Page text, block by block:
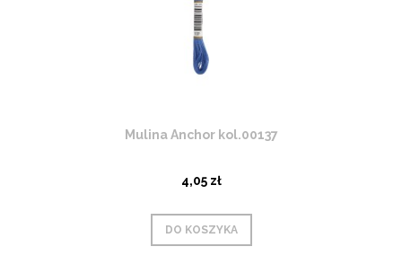
Mulina Anchor kol.00137
4,05 zł
DO KOSZYKA